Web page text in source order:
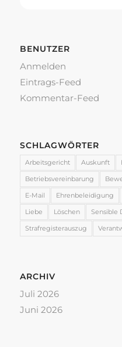
BENUTZER
Anmelden
Eintrags-Feed
Kommentar-Feed
SCHLAGWÖRTER
Arbeitsgericht Auskunft
Betriebsvereinbarung
E-Mail
Ehrenbeleidigung
Liebe
Löschen Sensible
Strafregisterauszug
ARCHIV
Juli 2026
Juni 2026